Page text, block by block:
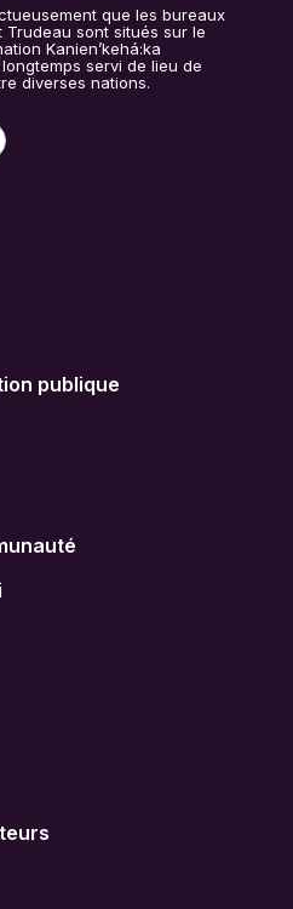
que les bureaux
Trudeau sont situés sur le
Kanien’kehá:ka
servi de lieu de
diverses nations.
publique